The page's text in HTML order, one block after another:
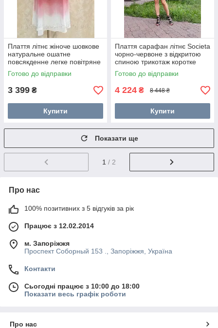
Плаття літнє жіноче шовкове
натуральне ошатне
повсякденне легке повітряне
36 розмір
Готово до відправки
3 399 ₴
Купити
Плаття сарафан літнє Societa
чорно-червоне з відкритою
спиною трикотаж коротке
модне яскраве
Готово до відправки
4 224 ₴ 8 448 ₴
Купити
Показати ще
1 / 2
Про нас
100% позитивних з 5 відгуків за рік
Працює з 12.02.2014
м. Запоріжжя
Проспект Соборный 153 ., Запоріжжя, Україна
Контакти
Сьогодні працює з 10:00 до 18:00
Показати весь графік роботи
Про нас